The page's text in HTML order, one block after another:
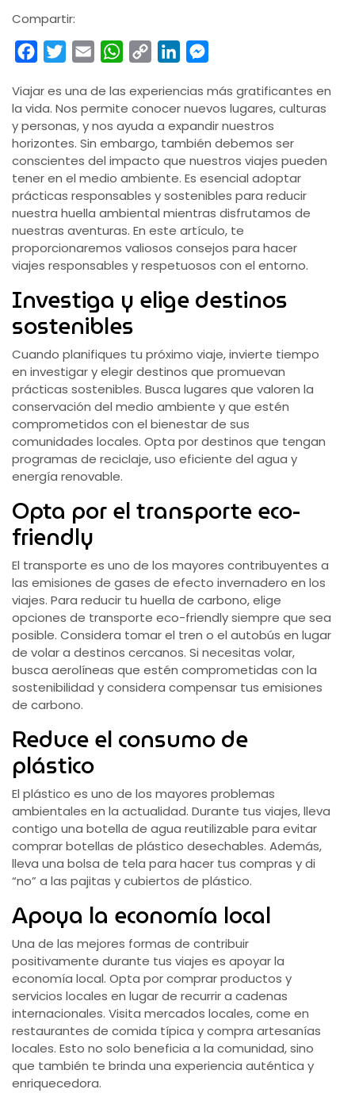
Compartir:
FacebookTwitterEmail WhatsApp
Copy
LinkedIn
Viajar es una de las experiencias más gratificantes en
la vida. Nos permite conocer nuevos lugares, culturas
y personas, y nos ayuda a expandir nuestros
horizontes. Sin embargo, también debemos ser
conscientes del impacto que nuestros viajes pueden
tener en el medio ambiente. Es esencial adoptar
prácticas responsables y sostenibles para reducir
nuestra huella ambiental mientras disfrutamos de
nuestras aventuras. En este artículo, te
proporcionaremos valiosos consejos para hacer
viajes responsables y respetuosos con el entorno.
Investiga y elige destinos
sostenibles
Cuando planifiques tu próximo viaje, invierte tiempo
en investigar y elegir destinos que promuevan
prácticas sostenibles. Busca lugares que valoren la
conservación del medio ambiente y que estén
comprometidos con el bienestar de sus
comunidades locales. Opta por destinos que tengan
programas de reciclaje, uso eficiente del agua y
energía renovable.
Opta por el transporte eco-
friendly
El transporte es uno de los mayores contribuyentes a
las emisiones de gases de efecto invernadero en los
viajes. Para reducir tu huella de carbono, elige
opciones de transporte eco-friendly siempre que sea
posible. Considera tomar el tren o el autobús en lugar
de volar a destinos cercanos. Si necesitas volar,
busca aerolíneas que estén comprometidas con la
sostenibilidad y considera compensar tus emisiones
de carbono.
Reduce el consumo de
plástico
El plástico es uno de los mayores problemas
ambientales en la actualidad. Durante tus viajes, lleva
contigo una botella de agua reutilizable para evitar
comprar botellas de plástico desechables. Además,
lleva una bolsa de tela para hacer tus compras y di
“no” a las pajitas y cubiertos de plástico.
Apoya la economía local
Una de las mejores formas de contribuir
positivamente durante tus viajes es apoyar la
economía local. Opta por comprar productos y
servicios locales en lugar de recurrir a cadenas
internacionales. Visita mercados locales, come en
restaurantes de comida típica y compra artesanías
locales. Esto no solo beneficia a la comunidad, sino
que también te brinda una experiencia auténtica y
enriquecedora.